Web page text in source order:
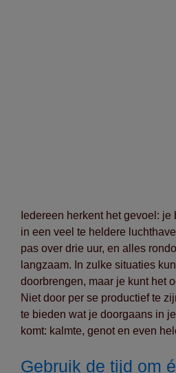
Iedereen herkent het gevoel: je
in een veel te heldere
pas over drie uur, en alles
langzaam. In zulke situaties
doorbrengen, maar je kunt het
Niet door per se productief te
te bieden wat je doorgaans in
komt: kalmte, genot en even
Gebruik de tijd om